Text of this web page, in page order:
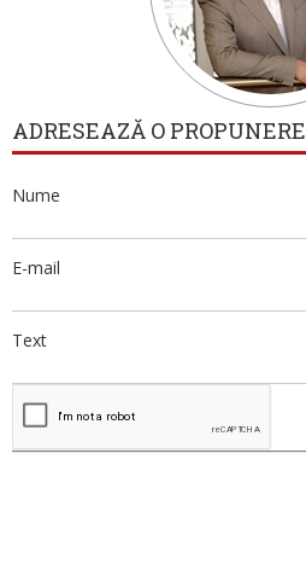
ADRESEAZĂ O PROPUNERE
Nume
E-mail
Text